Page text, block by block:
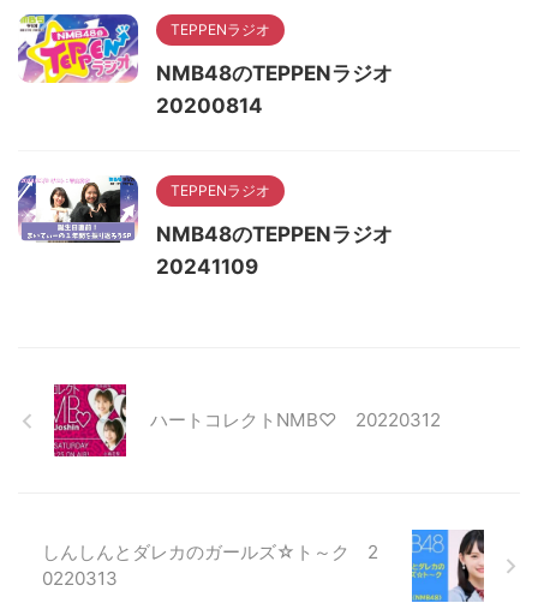
TEPPENラジオ
NMB48のTEPPENラジオ
20200814
TEPPENラジオ
NMB48のTEPPENラジオ
20241109
ハートコレクトNMB♡ 20220312
しんしんとダレカのガールズ☆ト～ク 2
0220313